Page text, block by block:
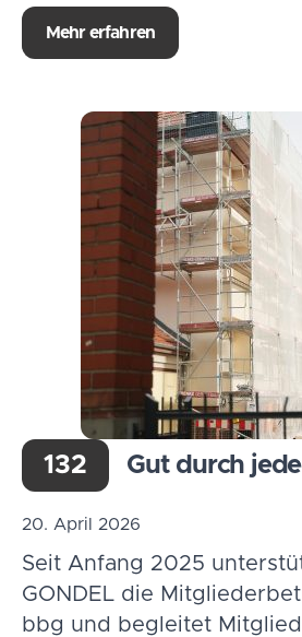
Mehr erfahren
132 Gut durch
20. April 2026
Seit Anfang 2025
GONDEL die
bbg und begleitet